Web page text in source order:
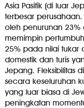
Asia Pasifik (di luar
terbesar
oleh penurunan 23%
memimpin
25% pada nilai tukar
domestik dan turis
Jepang. Fleksibilitas
secara keseluruhan
yang luar biasa di
peningkatan